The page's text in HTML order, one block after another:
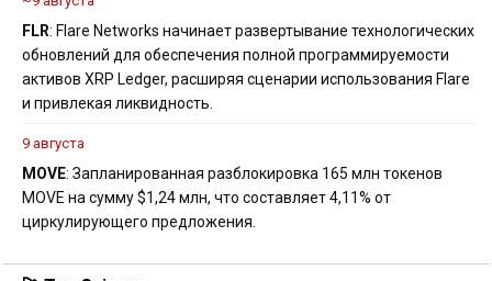
FLR: Flare Networks начинает развертывание технологических
обновлений для обеспечения полной программируемости
активов XRP Ledger, расширяя сценарии использования Flare
и привлекая ликвидность.
9 августа
MOVE: Запланированная разблокировка 165 млн токенов
MOVE на сумму $1,24 млн, что составляет 4,11% от
циркулирующего предложения.